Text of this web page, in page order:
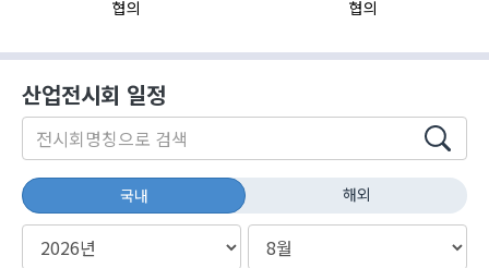
협의
협의
산업전시회 일정
국내 해외